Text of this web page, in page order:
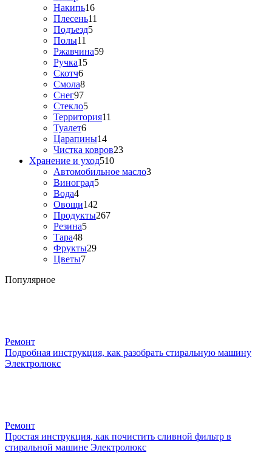
Накипь16
Плесень11
Подъезд5
Полы11
Ржавчина59
Ручка15
Скотч6
Смола8
Снег97
Стекло5
Территория11
Туалет6
Царапины14
Чистка ковров23
Хранение и уход510
Автомобильное масло3
Виноград5
Вода4
Овощи142
Продукты267
Резина5
Тара48
Фрукты29
Цветы7
Популярное
Ремонт
Подробная инструкция, как разобрать стиральную машину
Электролюкс
Ремонт
Простая инструкция, как почистить сливной фильтр в
стиральной машине Электролюкс